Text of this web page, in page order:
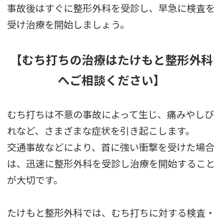
事故後はすぐに整形外科を受診し、早急に検査を
受け治療を開始しましょう。
【むち打ちの治療はたけもと整形外科
へご相談ください】
むち打ちは不意の事故によって生じ、痛みやしび
れなど、さまざまな症状を引き起こします。
交通事故などにより、首に強い衝撃を受けた場合
は、迅速に整形外科を受診し治療を開始すること
が大切です。
たけもと整形外科では、むち打ちに対する検査・